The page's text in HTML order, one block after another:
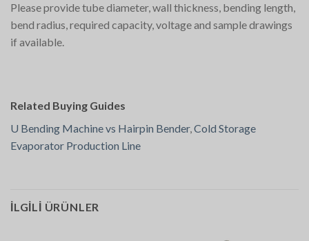
Please provide tube diameter, wall thickness, bending length,
bend radius, required capacity, voltage and sample drawings
if available.
Related Buying Guides
U Bending Machine vs Hairpin Bender,Cold Storage
Evaporator Production Line
İLGILI ÜRÜNLER